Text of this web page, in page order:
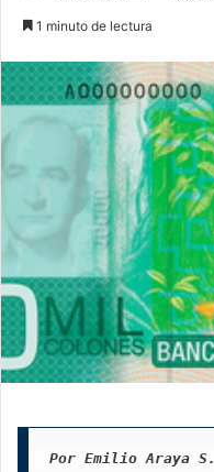
1 minuto de lectura
Por Emilio Araya S.